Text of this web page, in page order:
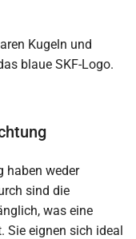
haben weder
sind die
was eine
Sie eignen sich ideal